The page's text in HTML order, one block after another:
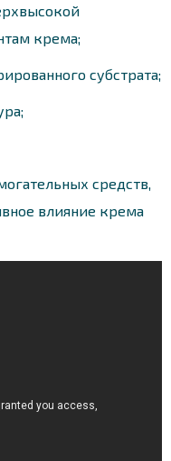
крема;
субстрата;
средств,
влияние крема